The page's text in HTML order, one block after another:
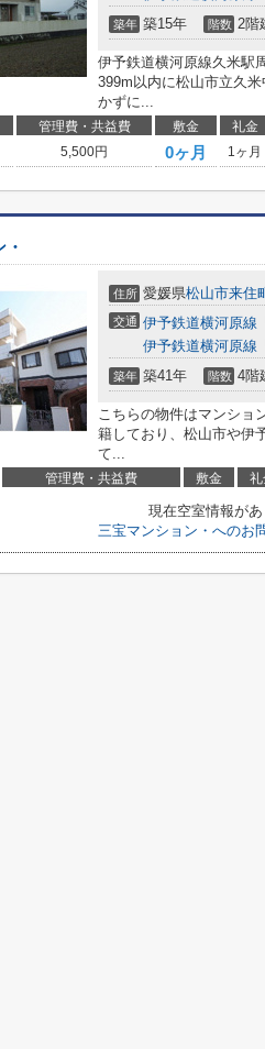
築年 築15年 階数 2階
伊予鉄道横河原線久米駅
399m以内に松山市立久
かずに...
管理費・共益費 敷金 礼金
5,500円 0ヶ月 1ヶ月
住所 愛媛県松山市来住
交通 伊予鉄道横河原線
伊予鉄道横河原線
築年 築41年 階数 4階
こちらの物件はマンショ
籍しており、松山市や伊
て...
管理費・共益費 敷金 礼
現在空室情報があ
三宝マンション・へのお